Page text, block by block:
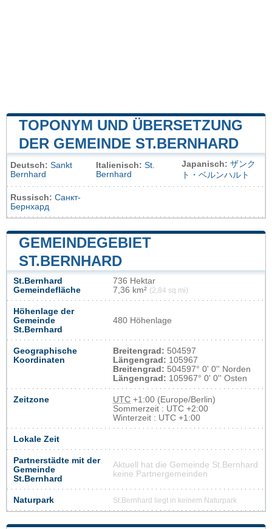
TOPONYM UND ÜBERSETZUNG
DER GEMEINDE ST.BERNHARD
Deutsch: Sankt
Bernhard
Italienisch: St.
Bernhard
Japanisch: ザンク
ト・ベルンハルト
Russisch: Санкт-
Бернхард
GEMEINDEGEBIET
ST.BERNHARD
St.Bernhard
Gemeindefläche
736 Hektar
7,36 km² (2,84 sq mi)
Höhenlage der
Gemeinde
St.Bernhard
480 Höhenlage
Geographische
Koordinaten
Breitengrad: 504597
Längengrad: 105967
Breitengrad: 504597° 0' 0'' Norden
Längengrad: 105967° 0' 0'' Osten
Zeitzone UTC +1:00 (Europe/Berlin)
Sommerzeit : UTC +2:00
Winterzeit : UTC +1:00
Lokale Zeit
Partnerstädte mit der
Gemeinde
St.Bernhard
Aktuell hat die Gemeinde St.Bernhard
keine Partnergemeinden
Naturpark St.Bernhard liegt in keinem Naturpark